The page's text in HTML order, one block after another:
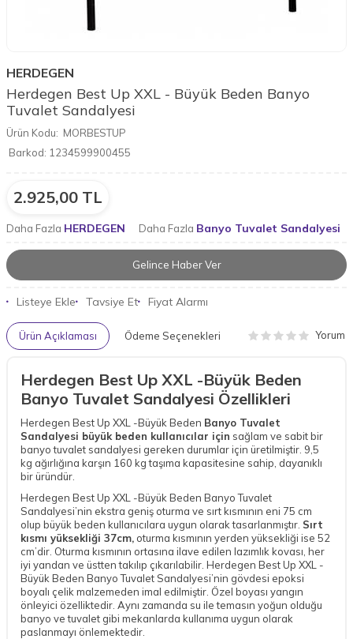
HERDEGEN
Herdegen Best Up XXL - Büyük Beden Banyo
Tuvalet Sandalyesi
Ürün Kodu: MORBESTUP
Barkod: 1234599900455
2.925,00 TL
Daha Fazla HERDEGEN Daha Fazla Banyo Tuvalet Sandalyesi
Gelince Haber Ver
Listeye Ekle Tavsiye Et Fiyat Alarmı
Ürün Açıklaması Ödeme Seçenekleri Yorum
Herdegen Best Up XXL -Büyük Beden
Banyo Tuvalet Sandalyesi Özellikleri
Herdegen Best Up XXL -Büyük Beden Banyo Tuvalet
Sandalyesi büyük beden kullanıcılar için sağlam ve sabit bir
banyo tuvalet sandalyesi gereken durumlar için üretilmiştir. 9,5
kg ağırlığına karşın 160 kg taşıma kapasitesine sahip, dayanıklı
bir üründür.
Herdegen Best Up XXL -Büyük Beden Banyo Tuvalet
Sandalyesi’nin ekstra geniş oturma ve sırt kısmının eni 75 cm
olup büyük beden kullanıcılara uygun olarak tasarlanmıştır. Sırt
kısmı yüksekliği 37cm, oturma kısmının yerden yüksekliği ise 52
cm’dir. Oturma kısmının ortasına ilave edilen lazımlık kovası, her
iyi yandan ve üstten takılıp çıkarılabilir. Herdegen Best Up XXL -
Büyük Beden Banyo Tuvalet Sandalyesi’nin gövdesi epoksi
boyalı çelik malzemeden imal edilmiştir. Özel boyası yangın
önleyici özelliktedir. Aynı zamanda su ile temasın yoğun olduğu
banyo ve tuvalet gibi mekanlarda kullanıma uygun olarak
paslanmayı önlemektedir.